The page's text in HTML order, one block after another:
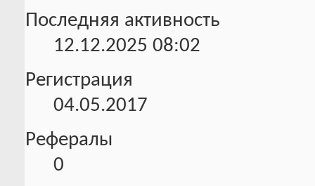
Последняя активность
12.12.2025 08:02
Регистрация
04.05.2017
Рефералы
0